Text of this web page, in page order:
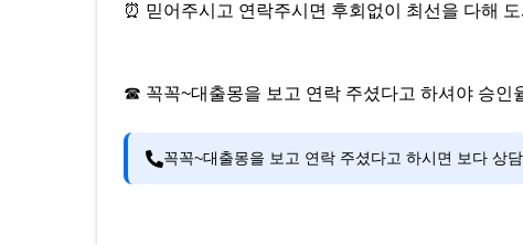
⏰ 믿어주시고 연락주시면 후회없이 최선을 다해
☎ 꼭꼭~대출몽을 보고 연락 주셨다고 하셔야 승인
꼭꼭~대출몽을 보고 연락 주셨다고 하시면 보다 상